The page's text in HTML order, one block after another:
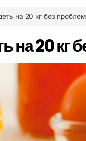
на 20 кг без проблем
на 20 кг